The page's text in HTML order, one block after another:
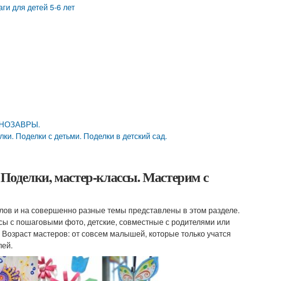
для детей 5-6 лет
Поделки с детьми. Поделки в детский сад.
мастер-классы. Мастерим с
и на совершенно разные темы представлены в этом разделе.
с пошаговыми фото, детские, совместные с родителями или
мастеров: от совсем малышей, которые только учатся